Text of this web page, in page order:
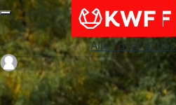
Alles over acties
Login